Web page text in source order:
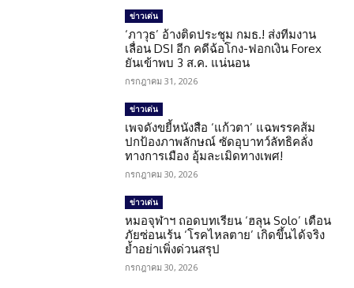
ข่าวเด่น
‘ภาวุธ’ อ้างติดประชุม กมธ.! ส่งทีมงาน
เลื่อน DSI อีก คดีฉ้อโกง-ฟอกเงิน Forex
ยันเข้าพบ 3 ส.ค. แน่นอน
กรกฎาคม 31, 2026
ข่าวเด่น
เพจดังขยี้หนังสือ ‘แก้วตา’ แฉพรรคส้ม
ปกป้องภาพลักษณ์ ซัดอุบาทว์ลัทธิคลั่ง
ทางการเมือง อุ้มละเมิดทางเพศ!
กรกฎาคม 30, 2026
ข่าวเด่น
หมอจุฬาฯ ถอดบทเรียน ‘ฮลุน Solo’ เตือน
ภัยซ่อนเร้น ‘โรคไหลตาย’ เกิดขึ้นได้จริง
ย้ำอย่าเพิ่งด่วนสรุป
กรกฎาคม 30, 2026